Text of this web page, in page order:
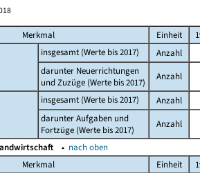
Merkmal Einheit
insgesamt (Werte bis 2017) Anzahl
darunter Neuerrichtungen
und Zuzüge (Werte bis 2017)
Anzahl
insgesamt (Werte bis 2017) Anzahl
darunter Aufgaben und
Fortzüge (Werte bis 2017)
Anzahl
▴ nach oben
Merkmal
Einheit